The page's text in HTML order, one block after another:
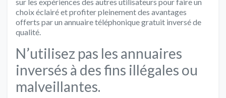
choix éclairé et profiter pleinement des avantages
offerts par un annuaire téléphonique gratuit inversé de
qualité.
N’utilisez pas les annuaires
inversés à des fins illégales ou
malveillantes.